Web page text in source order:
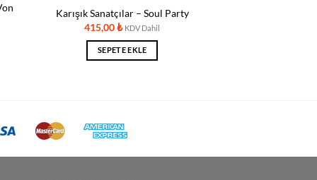
Karışık Sanatçılar – Soul Party
415,00₺ KDV Dahil
SEPETE EKLE